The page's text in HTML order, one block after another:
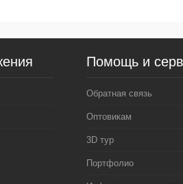
Помощь и
Обратная связь
Оптовикам
3D тур
Портфолио